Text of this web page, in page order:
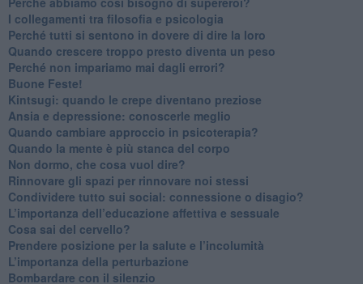
​I collegamenti tra filosofia e psicologia
​Perché tutti si sentono in dovere di dire la loro
​Quando crescere troppo presto diventa un peso
​Perché non impariamo mai dagli errori?
​Buone Feste!
​Kintsugi: quando le crepe diventano preziose
Ansia e depressione: conoscerle meglio
Quando cambiare approccio in psicoterapia?
​Quando la mente è più stanca del corpo
Non dormo, che cosa vuol dire?
​Rinnovare gli spazi per rinnovare noi stessi
​Condividere tutto sui social: connessione o disagio?
​L’importanza dell’educazione affettiva e sessuale
​Cosa sai del cervello?
Prendere posizione per la salute e l’incolumità
L’importanza della perturbazione
​Bombardare con il silenzio